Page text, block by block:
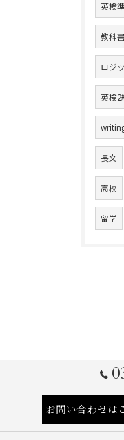
英検
教科
ロジ
英検2
長文
高校
留学
お問い合わせは